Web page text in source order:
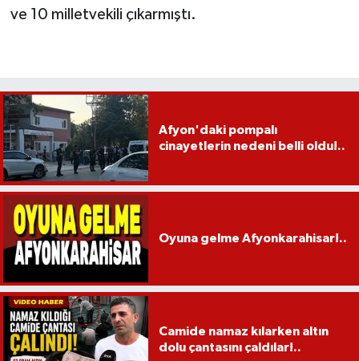
ve 10 milletvekili çıkarmıştı.
Afyon'daki pompalı
cinayetlerin nedeni belli oldu!..
Oyuna gelme Afyonkarahisar!..
Camide namaz kılarken altın
dolu çantasını çaldılar!..